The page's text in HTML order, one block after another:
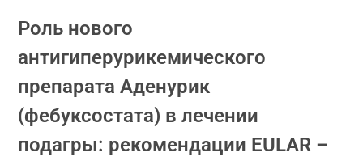
Роль нового
антигиперурикемического
препарата Аденурик
(фебуксостата) в лечении
подагры: рекомендации EULAR –